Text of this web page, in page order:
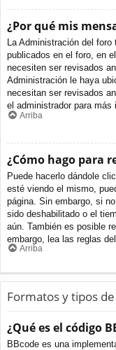
¿Por qué mis
La Administración del
publicados en el foro, en
necesiten ser revisados
Administración le haya
necesitan ser revisados
el administrador para más
Arriba
¿Cómo hago para
Puede hacerlo dándole
esté viendo el mismo,
página. Sin embargo, si
sido deshabilitado o el
aún. También es posible
embargo, lea las reglas
Arriba
Formatos y tipos
¿Qué es el código
BBcode es una